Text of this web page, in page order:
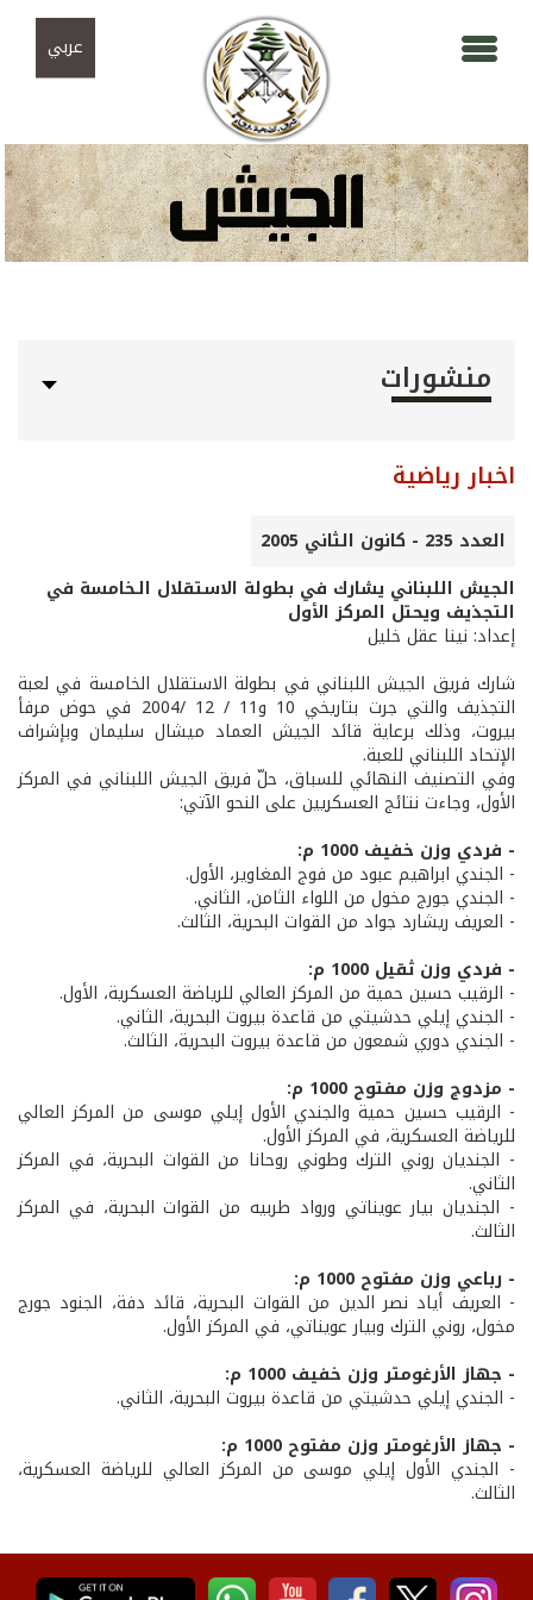
عربي
منشورات
اخبار رياضية
العدد 235 - كانون الثاني 2005
الجيش اللبناني يشارك في بطولة الاستقلال الـخامسة في
التجذيف ويحتل المركز الأول
إعداد: نينا عقل خليل
شارك فريق الجيش اللبناني في بطولة الاستقلال الخامسة في لعبة
التجذيف والتي جرت بتاريخي 10 و11 / 12 /2004 في حوض مرفأ
بيروت، وذلك برعاية قائد الجيش العماد ميشال سليمان وبإشراف
الإتحاد اللبناني للعبة.
وفي التصنيف النهائي للسباق، حلّ فريق الجيش اللبناني في المركز
الأول، وجاءت نتائج العسكريين على النحو الآتي:
- فردي وزن خفيف 1000 م:
- الجندي ابراهيم عبود من فوج المغاوير، الأول.
- الجندي جورج مخول من اللواء الثامن، الثاني.
- العريف ريشارد جواد من القوات البحرية، الثالث.
- فردي وزن ثقيل 1000 م:
- الرقيب حسين حمية من المركز العالي للرياضة العسكرية، الأول.
- الجندي إيلي حدشيتي من قاعدة بيروت البحرية، الثاني.
- الجندي دوري شمعون من قاعدة بيروت البحرية، الثالث.
- مزدوج وزن مفتوح 1000 م:
- الرقيب حسين حمية والجندي الأول إيلي موسى من المركز العالي
للرياضة العسكرية، في المركز الأول.
- الجنديان روني الترك وطوني روحانا من القوات البحرية، في المركز
الثاني.
- الجنديان بيار عويناتي ورواد طربيه من القوات البحرية، في المركز
الثالث.
- رباعي وزن مفتوح 1000 م:
- العريف أياد نصر الدين من القوات البحرية، قائد دفة، الجنود جورج
مخول، روني الترك وبيار عويناتي، في المركز الأول.
- جهاز الأرغومتر وزن خفيف 1000 م:
- الجندي إيلي حدشيتي من قاعدة بيروت البحرية، الثاني.
- جهاز الأرغومتر وزن مفتوح 1000 م:
- الجندي الأول إيلي موسى من المركز العالي للرياضة العسكرية،
الثالث.